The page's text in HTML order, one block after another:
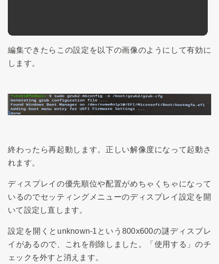
編集できたらこの設定を以下の画像のようにして有効に
します。
終わったら再起動します。正しい解像度になって起動さ
れます。
ディスプレイの優先順位や配置がめちゃくちゃになって
いるのでセッティングメニューのディスプレイ設定を開
いて設定し直します。
設定を開くとunknown-1という800x600の謎ディスプレ
イがあるので、これを削除しました。「使用する」のチ
ェックを外すと消えます。